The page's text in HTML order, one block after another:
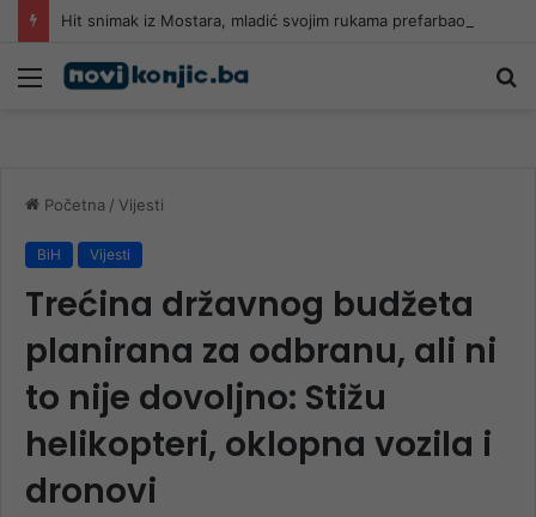
Meni
Početna / Vijesti
BiH Vijesti
Trećina državnog budžeta
planirana za odbranu, ali ni
to nije dovoljno: Stižu
helikopteri, oklopna vozila i
dronovi